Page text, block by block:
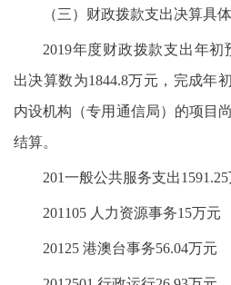
（三）财政拨款支出决算具
2019年度财政拨款支出年初
出决算数为1844.8万元，完成年
内设机构（专用通信局）的项目
结算。
201一般公共服务支出
201105 人力资源事务15万元
20125 港澳台事务56.04万元